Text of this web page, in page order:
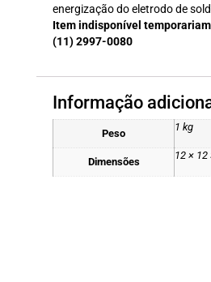
energização do eletrodo de
Item indisponível
(11) 2997-0080
Informação
Peso
1 kg
Dimensões
12 × 12